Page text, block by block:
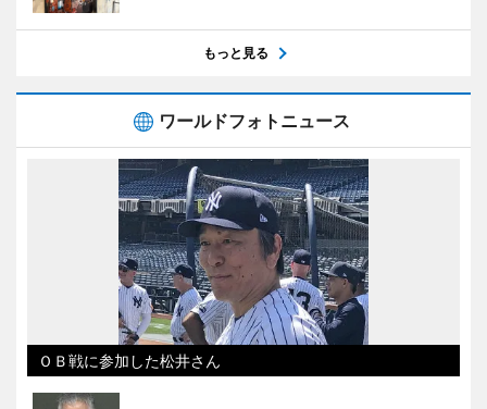
もっと見る
ワールドフォトニュース
ＯＢ戦に参加した松井さん